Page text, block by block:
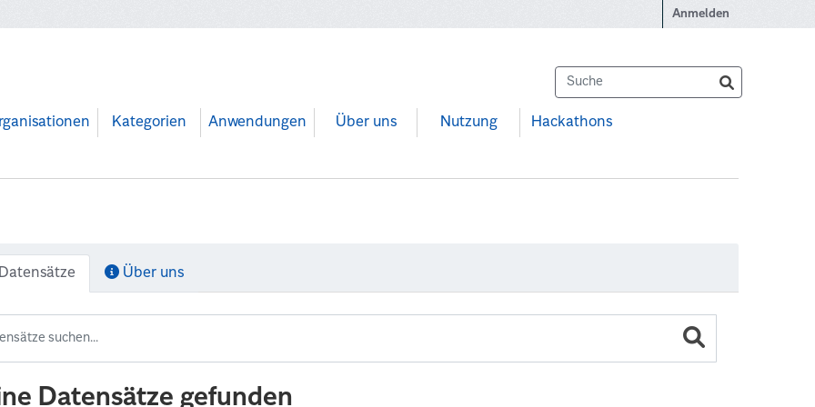
Anmelden
Kategorien Anwendungen Über uns Nutzung Hackathons
Über uns
Datensätze gefunden